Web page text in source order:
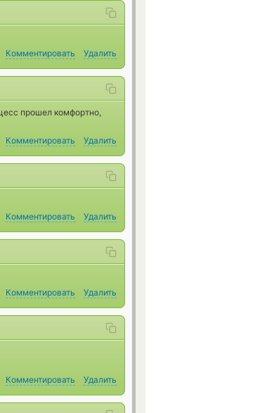
Комментировать
Удалить
прошел комфортно,
Комментировать
Удалить
Комментировать
Удалить
Комментировать
Удалить
Комментировать
Удалить